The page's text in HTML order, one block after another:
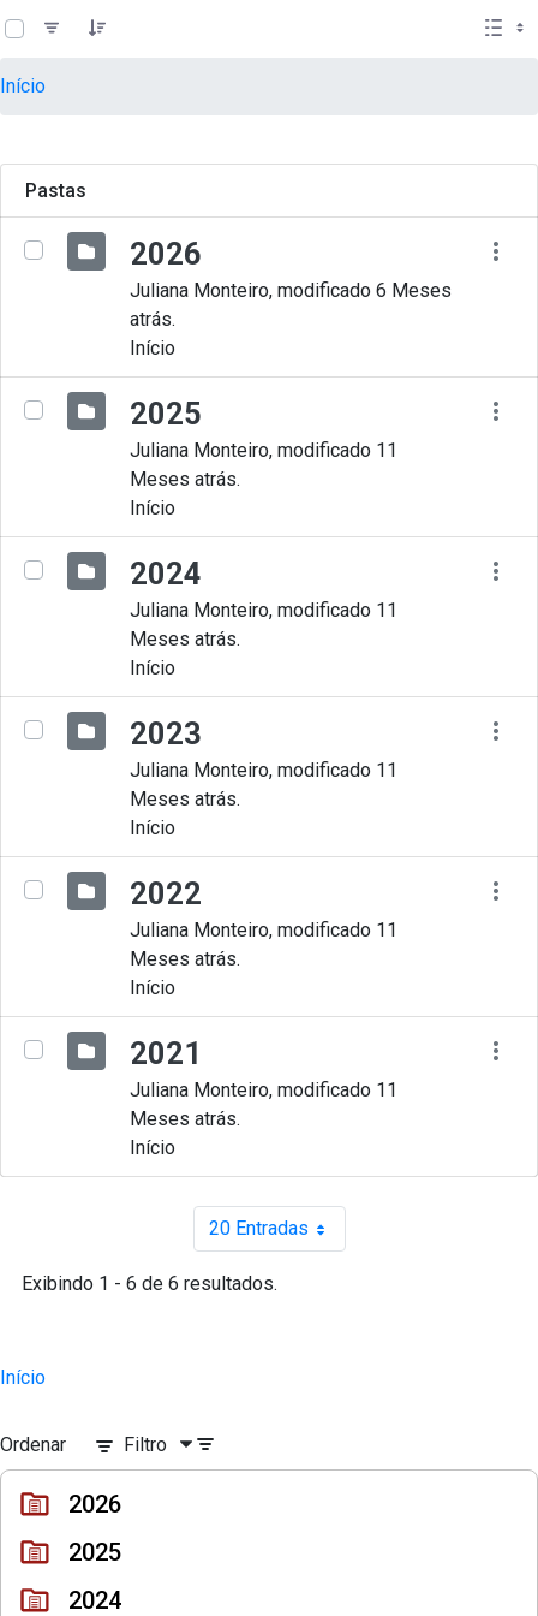
Pular para o Conteúdo principal
teste descricao
Início
Pastas
2026
Juliana Monteiro, modificado 6 Meses
atrás.
Início
2025
Juliana Monteiro, modificado 11
Meses atrás.
Início
2024
Juliana Monteiro, modificado 11
Meses atrás.
Início
2023
Juliana Monteiro, modificado 11
Meses atrás.
Início
2022
Juliana Monteiro, modificado 11
Meses atrás.
Início
2021
Juliana Monteiro, modificado 11
Meses atrás.
Início
20 EntradasPor página
Exibindo 1 - 6 de 6 resultados.
Início
Ordenar Filtro
2026
2025
2024